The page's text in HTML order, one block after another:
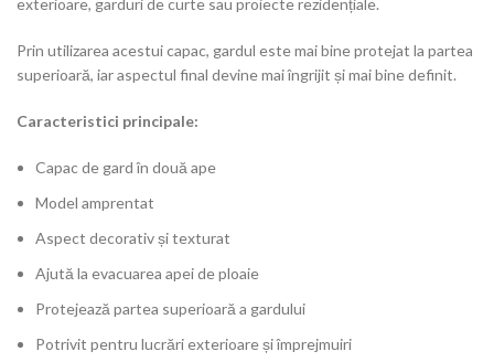
Prin utilizarea acestui capac, gardul este mai bine protejat la partea
superioară, iar aspectul final devine mai îngrijit și mai bine definit.
Caracteristici principale:
Capac de gard în două ape
Model amprentat
Aspect decorativ și texturat
Ajută la evacuarea apei de ploaie
Protejează partea superioară a gardului
Potrivit pentru lucrări exterioare și împrejmuiri